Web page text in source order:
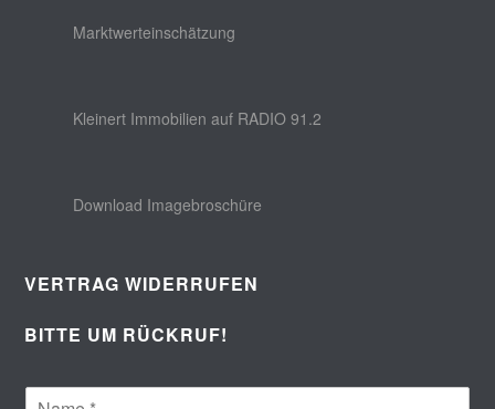
Marktwerteinschätzung
Kleinert Immobilien auf RADIO 91.2
Download Imagebroschüre
VERTRAG WIDERRUFEN
BITTE UM RÜCKRUF!